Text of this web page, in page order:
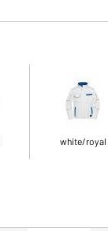
white/royal